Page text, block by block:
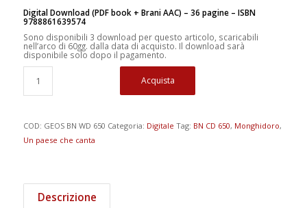
Digital Download (PDF book + Brani AAC) – 36 pagine – ISBN
9788861639574
Sono disponibili 3 download per questo articolo, scaricabili
nell’arco di 60gg. dalla data di acquisto. Il download sarà
disponibile solo dopo il pagamento.
Acquista
COD: GEOS BN WD 650 Categoria: Digitale Tag: BN CD 650, Monghidoro,
Un paese che canta
Descrizione